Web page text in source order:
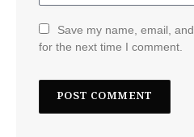
Save my name, email,
for the next time I comment.